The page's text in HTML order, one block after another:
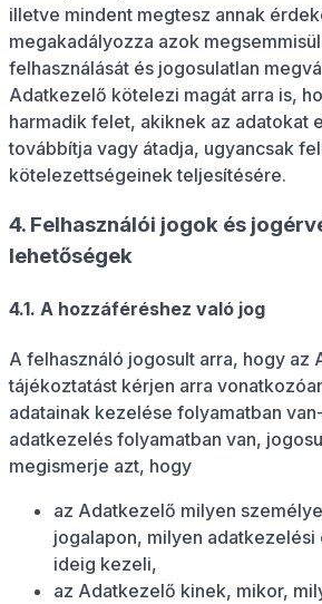
illetve mindent megtesz annak
megakadályozza azok
felhasználását és jogosulatlan
Adatkezelő kötelezi magát arra is,
harmadik felet, akiknek az adatokat
továbbítja vagy átadja, ugyancsak
kötelezettségeinek teljesítésére.
4. Felhasználói jogok és
lehetőségek
4.1. A hozzáféréshez való jog
A felhasználó jogosult arra, hogy az
tájékoztatást kérjen arra
adatainak kezelése folyamatban
adatkezelés folyamatban van,
megismerje azt, hogy
az Adatkezelő milyen
jogalapon, milyen adatkezelési
ideig kezeli,
az Adatkezelő kinek, mikor,